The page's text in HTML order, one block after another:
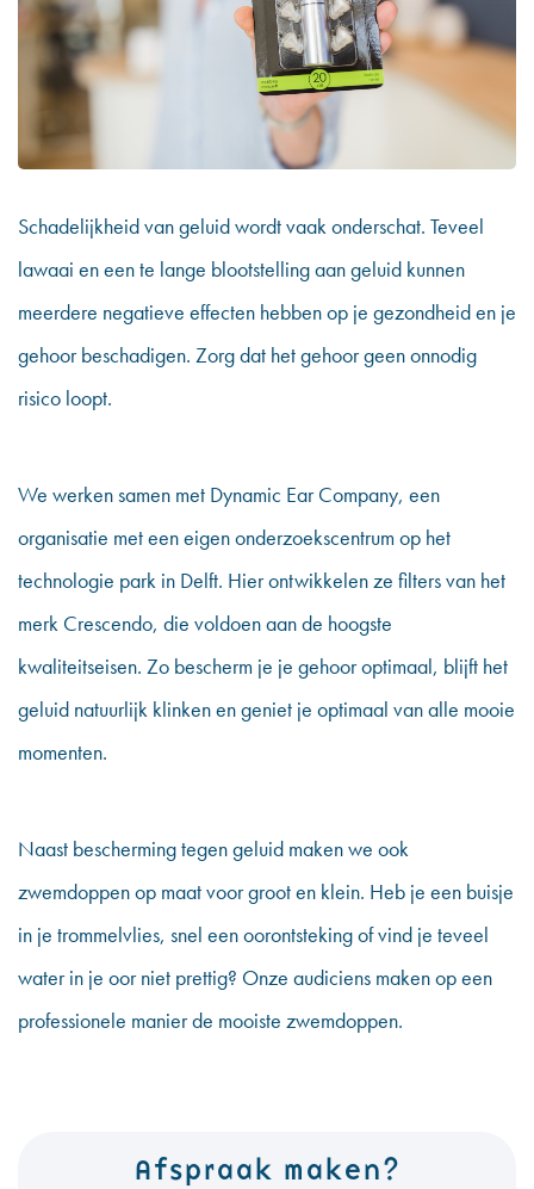
Schadelijkheid van geluid wordt vaak onderschat. Teveel
lawaai en een te lange blootstelling aan geluid kunnen
meerdere negatieve effecten hebben op je gezondheid en je
gehoor beschadigen. Zorg dat het gehoor geen onnodig
risico loopt.
We werken samen met Dynamic Ear Company, een
organisatie met een eigen onderzoekscentrum op het
technologie park in Delft. Hier ontwikkelen ze filters van het
merk Crescendo, die voldoen aan de hoogste
kwaliteitseisen. Zo bescherm je je gehoor optimaal, blijft het
geluid natuurlijk klinken en geniet je optimaal van alle mooie
momenten.
Naast bescherming tegen geluid maken we ook
zwemdoppenop maat voor groot en klein. Heb je een buisje
in je trommelvlies, snel een oorontsteking of vind je teveel
water in je oor niet prettig? Onze audiciens maken op een
professionele manier de mooiste zwemdoppen.
Afspraak maken?